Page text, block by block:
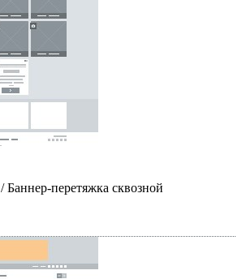
/ Баннер-перетяжка сквозной